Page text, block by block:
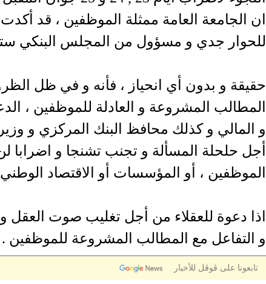
ان الجامعة العامة ممثلة الموظفين ، قد
للحوار جدي و مسؤول من المجلس البنكي
حقيقة و بدون أي انحياز ، فأنه و في ظل
المطالب المشروعة و العادلة للموظفين ،
و المالي و كذلك محافظ البنك المركزي و
أجل حلحلة المسألة و تجنب تشنجا و
الموظفين ، أو المؤسسات أو الاقتصاد
اذا دعوة للعقلاء من أجل تغليب صوت
و التفاعل مع المطالب المشروعة للموظفين .
تابعونا على ڤوڤل للأخبار